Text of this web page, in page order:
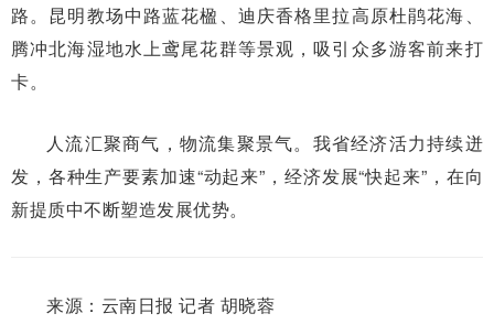
路。昆明教场中路蓝花楹、迪庆香格里拉高原杜鹃花海、
腾冲北海湿地水上鸢尾花群等景观，吸引众多游客前来打
卡。
人流汇聚商气，物流集聚景气。我省经济活力持续迸
发，各种生产要素加速“动起来”，经济发展“快起来”，在向
新提质中不断塑造发展优势。
来源：云南日报 记者 胡晓蓉